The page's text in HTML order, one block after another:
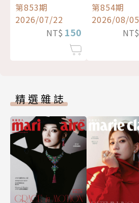
第853期
2026/07/22
NT$ 150
第854期
2026/08/05
NT$
精選雜誌